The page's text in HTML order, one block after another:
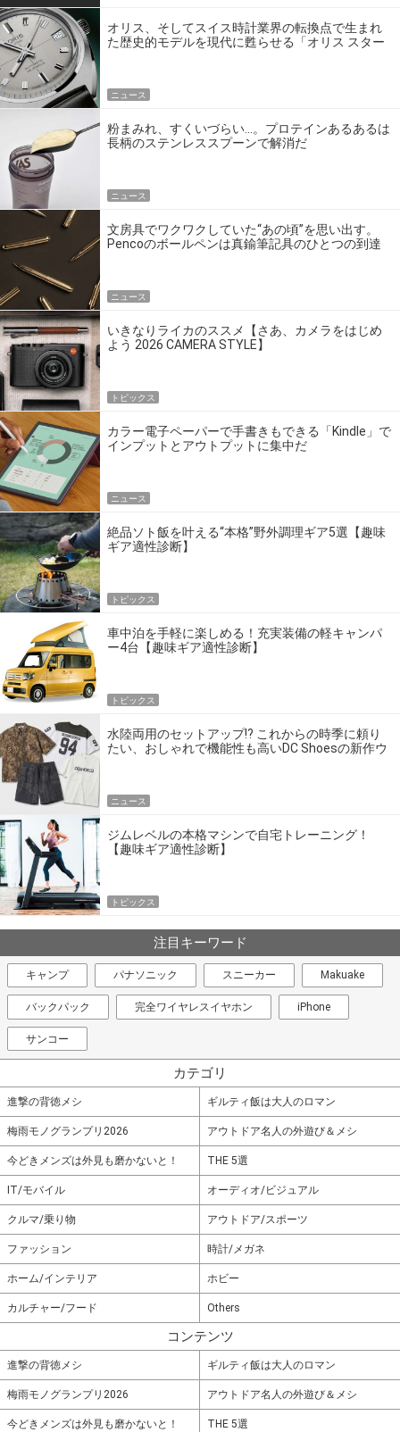
オリス、そしてスイス時計業界の転換点で生まれ
た歴史的モデルを現代に甦らせる「オリス スター
ニュース
粉まみれ、すくいづらい…。プロテインあるあるは
長柄のステンレススプーンで解消だ
ニュース
文房具でワクワクしていた“あの頃”を思い出す。
Pencoのボールペンは真鍮筆記具のひとつの到達
ニュース
いきなりライカのススメ【さあ、カメラをはじめ
よう 2026 CAMERA STYLE】
トピックス
カラー電子ペーパーで手書きもできる「Kindle」で
インプットとアウトプットに集中だ
ニュース
絶品ソト飯を叶える“本格”野外調理ギア5選【趣味
ギア適性診断】
トピックス
車中泊を手軽に楽しめる！充実装備の軽キャンパ
ー4台【趣味ギア適性診断】
トピックス
水陸両用のセットアップ!? これからの時季に頼り
たい、おしゃれで機能性も高いDC Shoesの新作ウ
ニュース
ジムレベルの本格マシンで自宅トレーニング！
【趣味ギア適性診断】
トピックス
注目キーワード
キャンプ パナソニック スニーカー Makuake
バックパック 完全ワイヤレスイヤホン iPhone
サンコー
カテゴリ
進撃の背徳メシ ギルティ飯は大人のロマン
梅雨モノグランプリ2026 アウトドア名人の外遊び＆メシ
今どきメンズは外見も磨かないと！ THE 5選
IT/モバイル オーディオ/ビジュアル
クルマ/乗り物 アウトドア/スポーツ
ファッション 時計/メガネ
ホーム/インテリア ホビー
カルチャー/フード Others
コンテンツ
進撃の背徳メシ ギルティ飯は大人のロマン
梅雨モノグランプリ2026 アウトドア名人の外遊び＆メシ
今どきメンズは外見も磨かないと！ THE 5選